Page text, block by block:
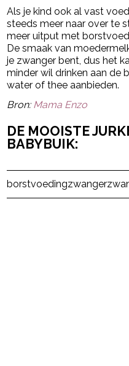
Als je kind ook al vast
steeds meer naar over te
meer uitput met
De smaak van
je zwanger bent, dus het
minder wil drinken aan de
water of thee aanbieden.
Bron: Mama Enzo
DE MOOISTE
BABYBUIK:
Post Views: 21
borstvoedingzwanger